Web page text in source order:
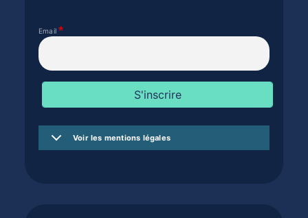
Email
Voir les mentions légales